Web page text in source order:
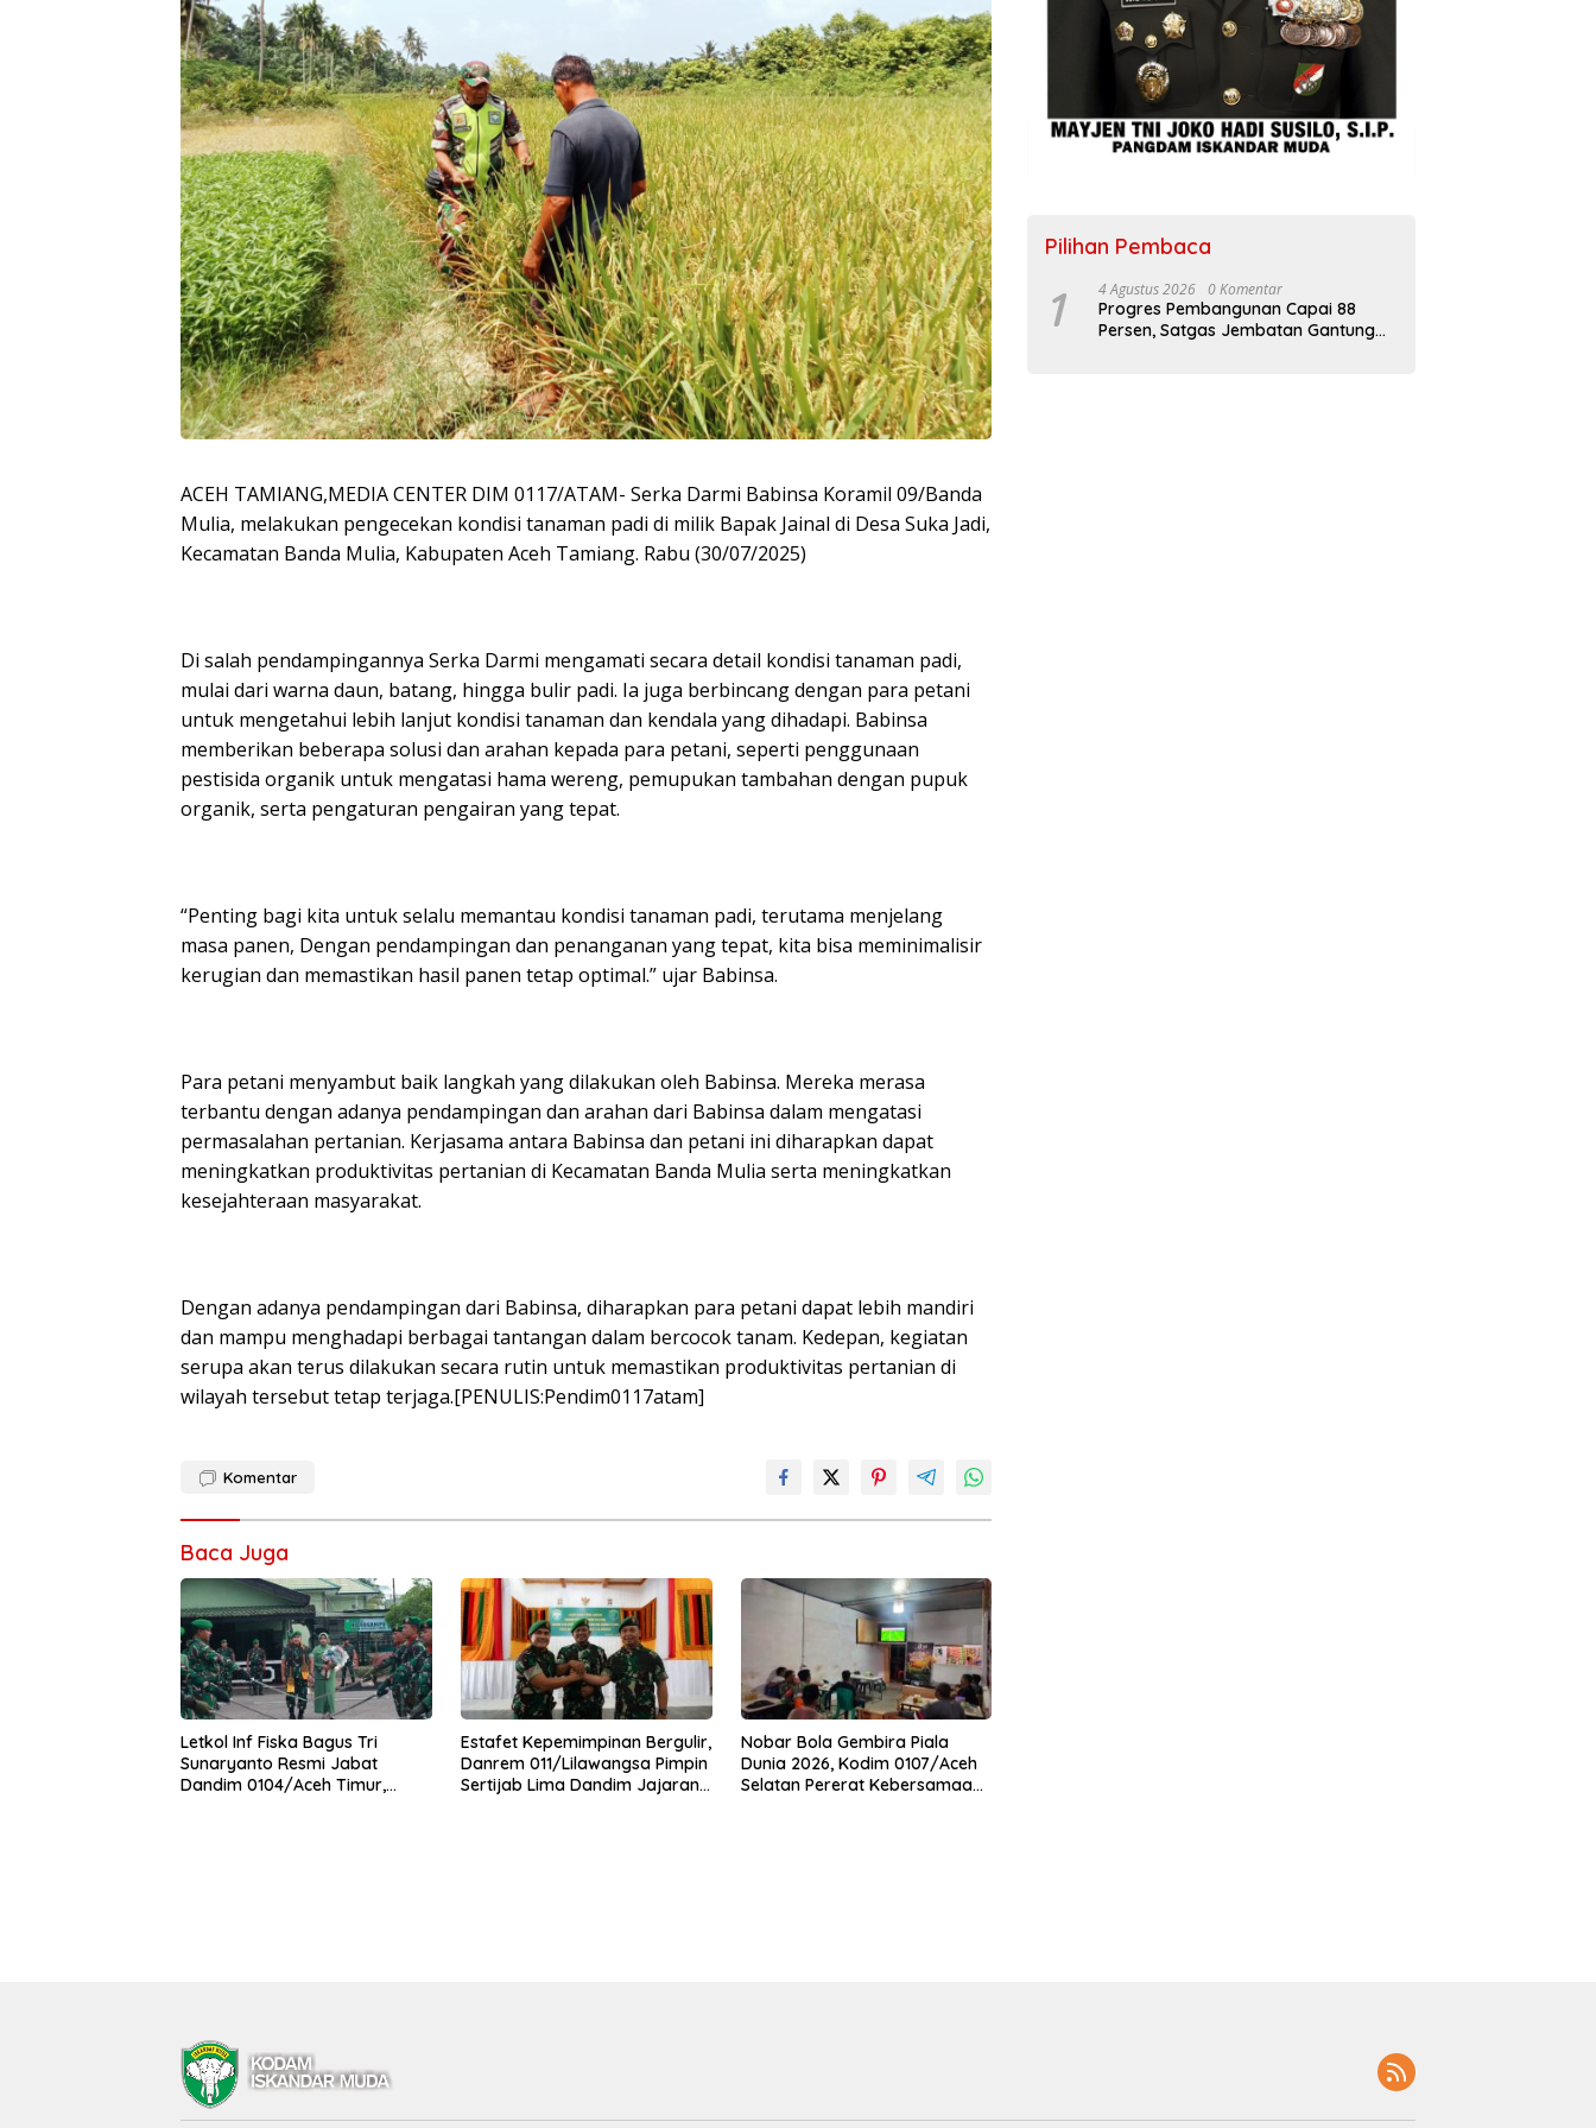
ACEH TAMIANG,MEDIA CENTER DIM 0117/ATAM- Serka Darmi Babinsa Koramil 09/Banda
Mulia, melakukan pengecekan kondisi tanaman padi di milik Bapak Jainal di Desa Suka Jadi,
Kecamatan Banda Mulia, Kabupaten Aceh Tamiang. Rabu (30/07/2025)
Di salah pendampingannya Serka Darmi mengamati secara detail kondisi tanaman padi,
mulai dari warna daun, batang, hingga bulir padi. Ia juga berbincang dengan para petani
untuk mengetahui lebih lanjut kondisi tanaman dan kendala yang dihadapi. Babinsa
memberikan beberapa solusi dan arahan kepada para petani, seperti penggunaan
pestisida organik untuk mengatasi hama wereng, pemupukan tambahan dengan pupuk
organik, serta pengaturan pengairan yang tepat.
“Penting bagi kita untuk selalu memantau kondisi tanaman padi, terutama menjelang
masa panen, Dengan pendampingan dan penanganan yang tepat, kita bisa meminimalisir
kerugian dan memastikan hasil panen tetap optimal.” ujar Babinsa.
Para petani menyambut baik langkah yang dilakukan oleh Babinsa. Mereka merasa
terbantu dengan adanya pendampingan dan arahan dari Babinsa dalam mengatasi
permasalahan pertanian. Kerjasama antara Babinsa dan petani ini diharapkan dapat
meningkatkan produktivitas pertanian di Kecamatan Banda Mulia serta meningkatkan
kesejahteraan masyarakat.
Dengan adanya pendampingan dari Babinsa, diharapkan para petani dapat lebih mandiri
dan mampu menghadapi berbagai tantangan dalam bercocok tanam. Kedepan, kegiatan
serupa akan terus dilakukan secara rutin untuk memastikan produktivitas pertanian di
wilayah tersebut tetap terjaga.[PENULIS:Pendim0117atam]
Komentar
Baca Juga
Letkol Inf Fiska Bagus Tri
Sunaryanto Resmi Jabat
Dandim 0104/Aceh Timur,
Estafet Kepemimpinan Bergulir,
Danrem 011/Lilawangsa Pimpin
Sertijab Lima Dandim Jajaran
Nobar Bola Gembira Piala
Dunia 2026, Kodim 0107/Aceh
Selatan Pererat Kebersamaan
Pilihan Pembaca
1 4 Agustus 2026 0 Komentar
Progres Pembangunan Capai 88
Persen, Satgas Jembatan Gantung